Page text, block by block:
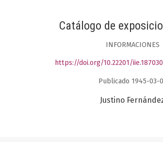
Catálogo de
INFORMACIONES
https://doi.org/10.22201/
Publicado 1945-03-
Justino